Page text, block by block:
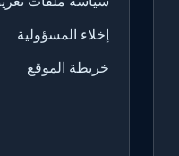
إخلاء المسؤولية
خريطة الموقع